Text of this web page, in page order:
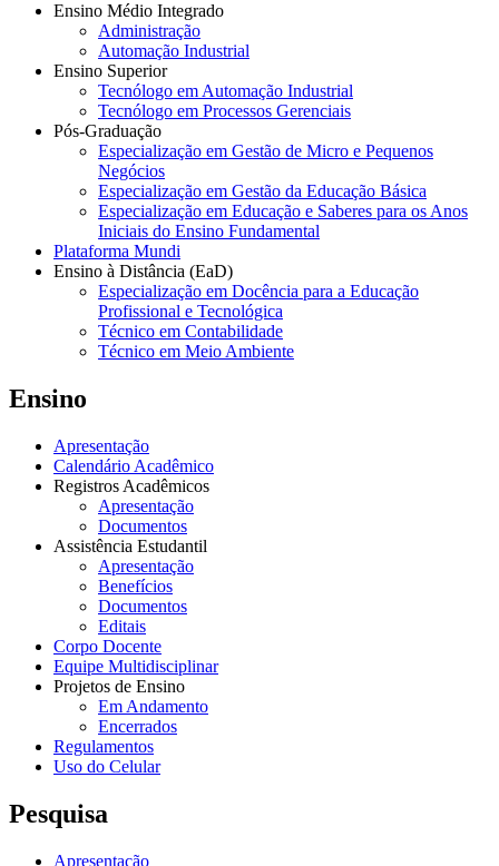
Ensino Médio Integrado
Administração
Automação Industrial
Ensino Superior
Tecnólogo em Automação Industrial
Tecnólogo em Processos Gerenciais
Pós-Graduação
Especialização em Gestão de Micro e Pequenos
Negócios
Especialização em Gestão da Educação Básica
Especialização em Educação e Saberes para os Anos
Iniciais do Ensino Fundamental
Plataforma Mundi
Ensino à Distância (EaD)
Especialização em Docência para a Educação
Profissional e Tecnológica
Técnico em Contabilidade
Técnico em Meio Ambiente
Ensino
Apresentação
Calendário Acadêmico
Registros Acadêmicos
Apresentação
Documentos
Assistência Estudantil
Apresentação
Benefícios
Documentos
Editais
Corpo Docente
Equipe Multidisciplinar
Projetos de Ensino
Em Andamento
Encerrados
Regulamentos
Uso do Celular
Pesquisa
Apresentação